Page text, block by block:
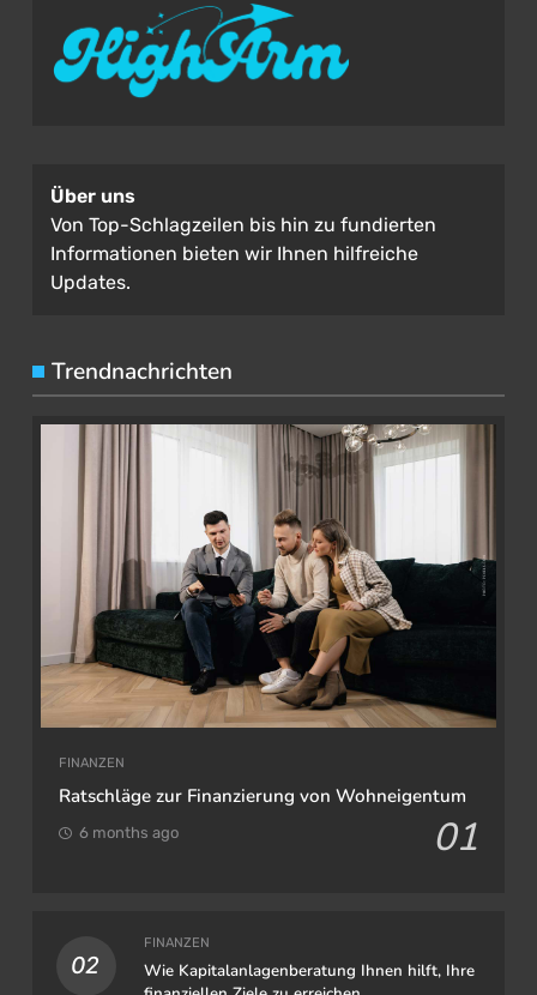
Über uns
Von Top-Schlagzeilen bis hin zu fundierten
Informationen bieten wir Ihnen hilfreiche
Updates.
Trendnachrichten
FINANZEN
Ratschläge zur Finanzierung von Wohneigentum
01
6 months ago
02
FINANZEN
Wie Kapitalanlagenberatung Ihnen hilft, Ihre